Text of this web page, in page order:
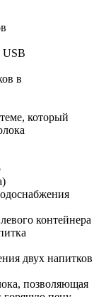
USB
в
который
контейнера
двух напитков
позволяющая